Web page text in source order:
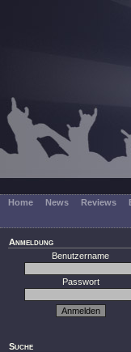
Home News Reviews
Anmeldung
Benutzername
Passwort
Suche